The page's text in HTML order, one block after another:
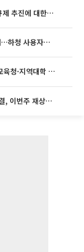
[특징주] 美 중국산 광트랜시버 규제 추진에 대한광통신 등 광통신株 강세
현대차·기아, 이번 주 임단협 재개…하청 사용자성 재심도 ‘변수’
·논술형 입시 연계 '착수'
최태원·노소영 '9440억 분할' 판결, 이번주 재상고 여부 주목